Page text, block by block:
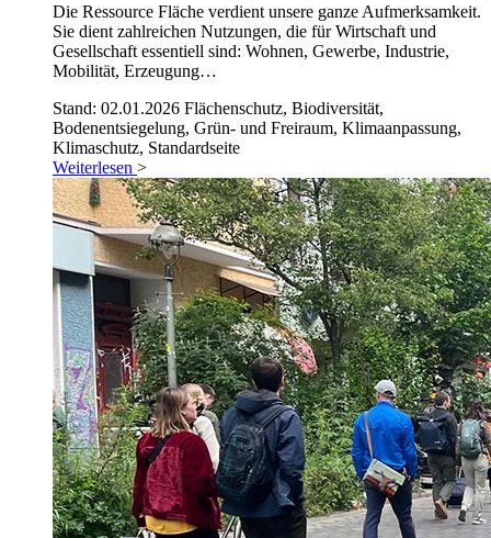
Die Ressource Fläche verdient unsere ganze Aufmerksamkeit.
Sie dient zahlreichen Nutzungen, die für Wirtschaft und
Gesellschaft essentiell sind: Wohnen, Gewerbe, Industrie,
Mobilität, Erzeugung…
Stand: 02.01.2026 Flächenschutz, Biodiversität,
Bodenentsiegelung, Grün- und Freiraum, Klimaanpassung,
Klimaschutz, Standardseite
Weiterlesen >